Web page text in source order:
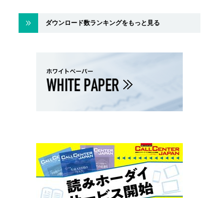
ダウンロード数ランキングをもっと見る